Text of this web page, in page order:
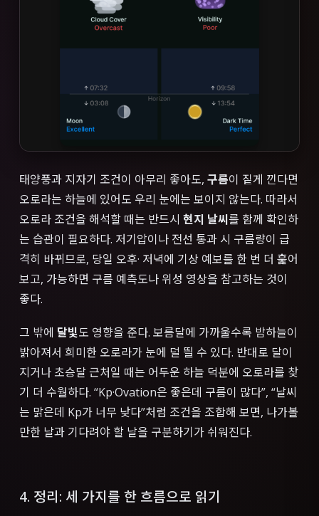
태양풍과 지자기 조건이 아무리 좋아도, 구름이 짙게 낀다면
오로라는 하늘에 있어도 우리 눈에는 보이지 않는다. 따라서
오로라 조건을 해석할 때는 반드시 현지 날씨를 함께 확인하
는 습관이 필요하다. 저기압이나 전선 통과 시 구름량이 급
격히 바뀌므로, 당일 오후· 저녁에 기상 예보를 한 번 더 훑어
보고, 가능하면 구름 예측도나 위성 영상을 참고하는 것이
좋다.
그 밖에 달빛도 영향을 준다. 보름달에 가까울수록 밤하늘이
밝아져서 희미한 오로라가 눈에 덜 띌 수 있다. 반대로 달이
지거나 초승달 근처일 때는 어두운 하늘 덕분에 오로라를 찾
기 더 수월하다. “Kp·Ovation은 좋은데 구름이 많다”, “날씨
는 맑은데 Kp가 너무 낮다”처럼 조건을 조합해 보면, 나가볼
만한 날과 기다려야 할 날을 구분하기가 쉬워진다.
4. 정리: 세 가지를 한 흐름으로 읽기